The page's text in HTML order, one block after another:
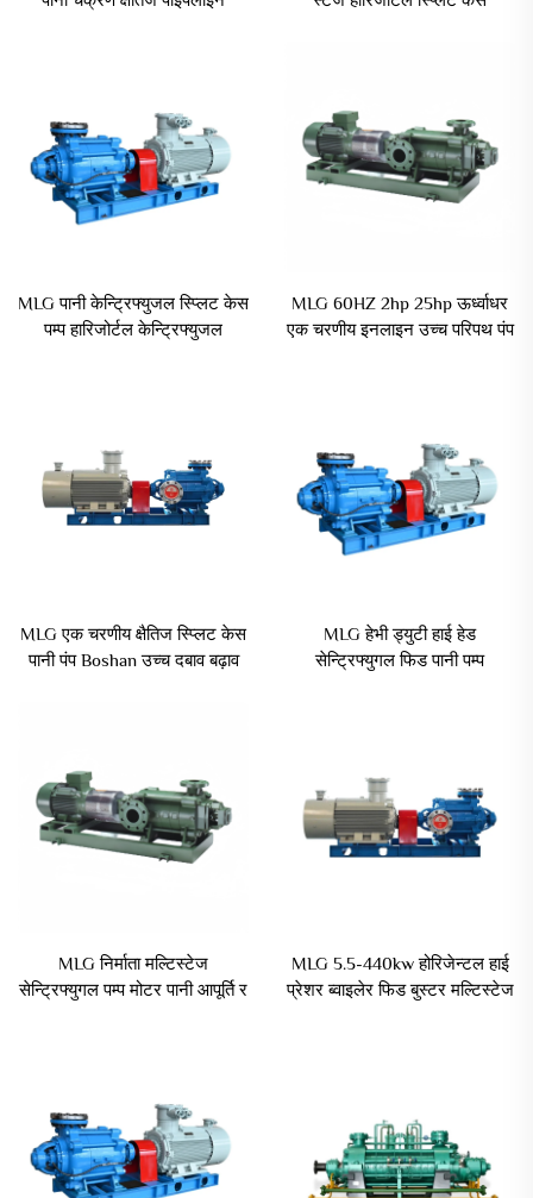
MLG पानी केन्ट्रिफ्युजल स्प्लिट केस
पम्प हारिजोर्टल केन्ट्रिफ्युजल
MLG 60HZ 2hp 25hp ऊर्ध्वाधर
एक चरणीय इनलाइन उच्च परिपथ पंप
MLG एक चरणीय क्षैतिज स्प्लिट केस
पानी पंप Boshan उच्च दबाव बढ़ाव
MLG हेभी ड्युटी हाई हेड
सेन्ट्रिफ्युगल फिड पानी पम्प
MLG निर्माता मल्टिस्टेज
सेन्ट्रिफ्युगल पम्प मोटर पानी आपूर्ति र
MLG 5.5-440kw होरिजेन्टल हाई
प्रेशर ब्वाइलेर फिड बुस्टर मल्टिस्टेज